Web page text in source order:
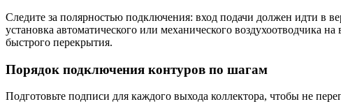
Следите за полярностью подключения: вход подачи должен идти в
установка автоматического или механического воздухоотводчика
быстрого перекрытия.
Порядок подключения контуров по шагам
Подготовьте подписи для каждого выхода коллектора, чтобы не